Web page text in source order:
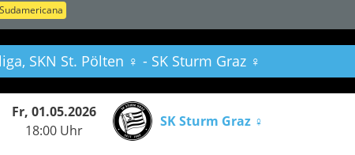
SKN St. Pölten ♀ - SK Sturm Graz ♀
Fr, 01.05.2026
18:00 Uhr
SK Sturm Graz ♀